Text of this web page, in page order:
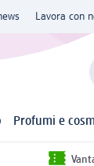
Lavora con
Profumi e